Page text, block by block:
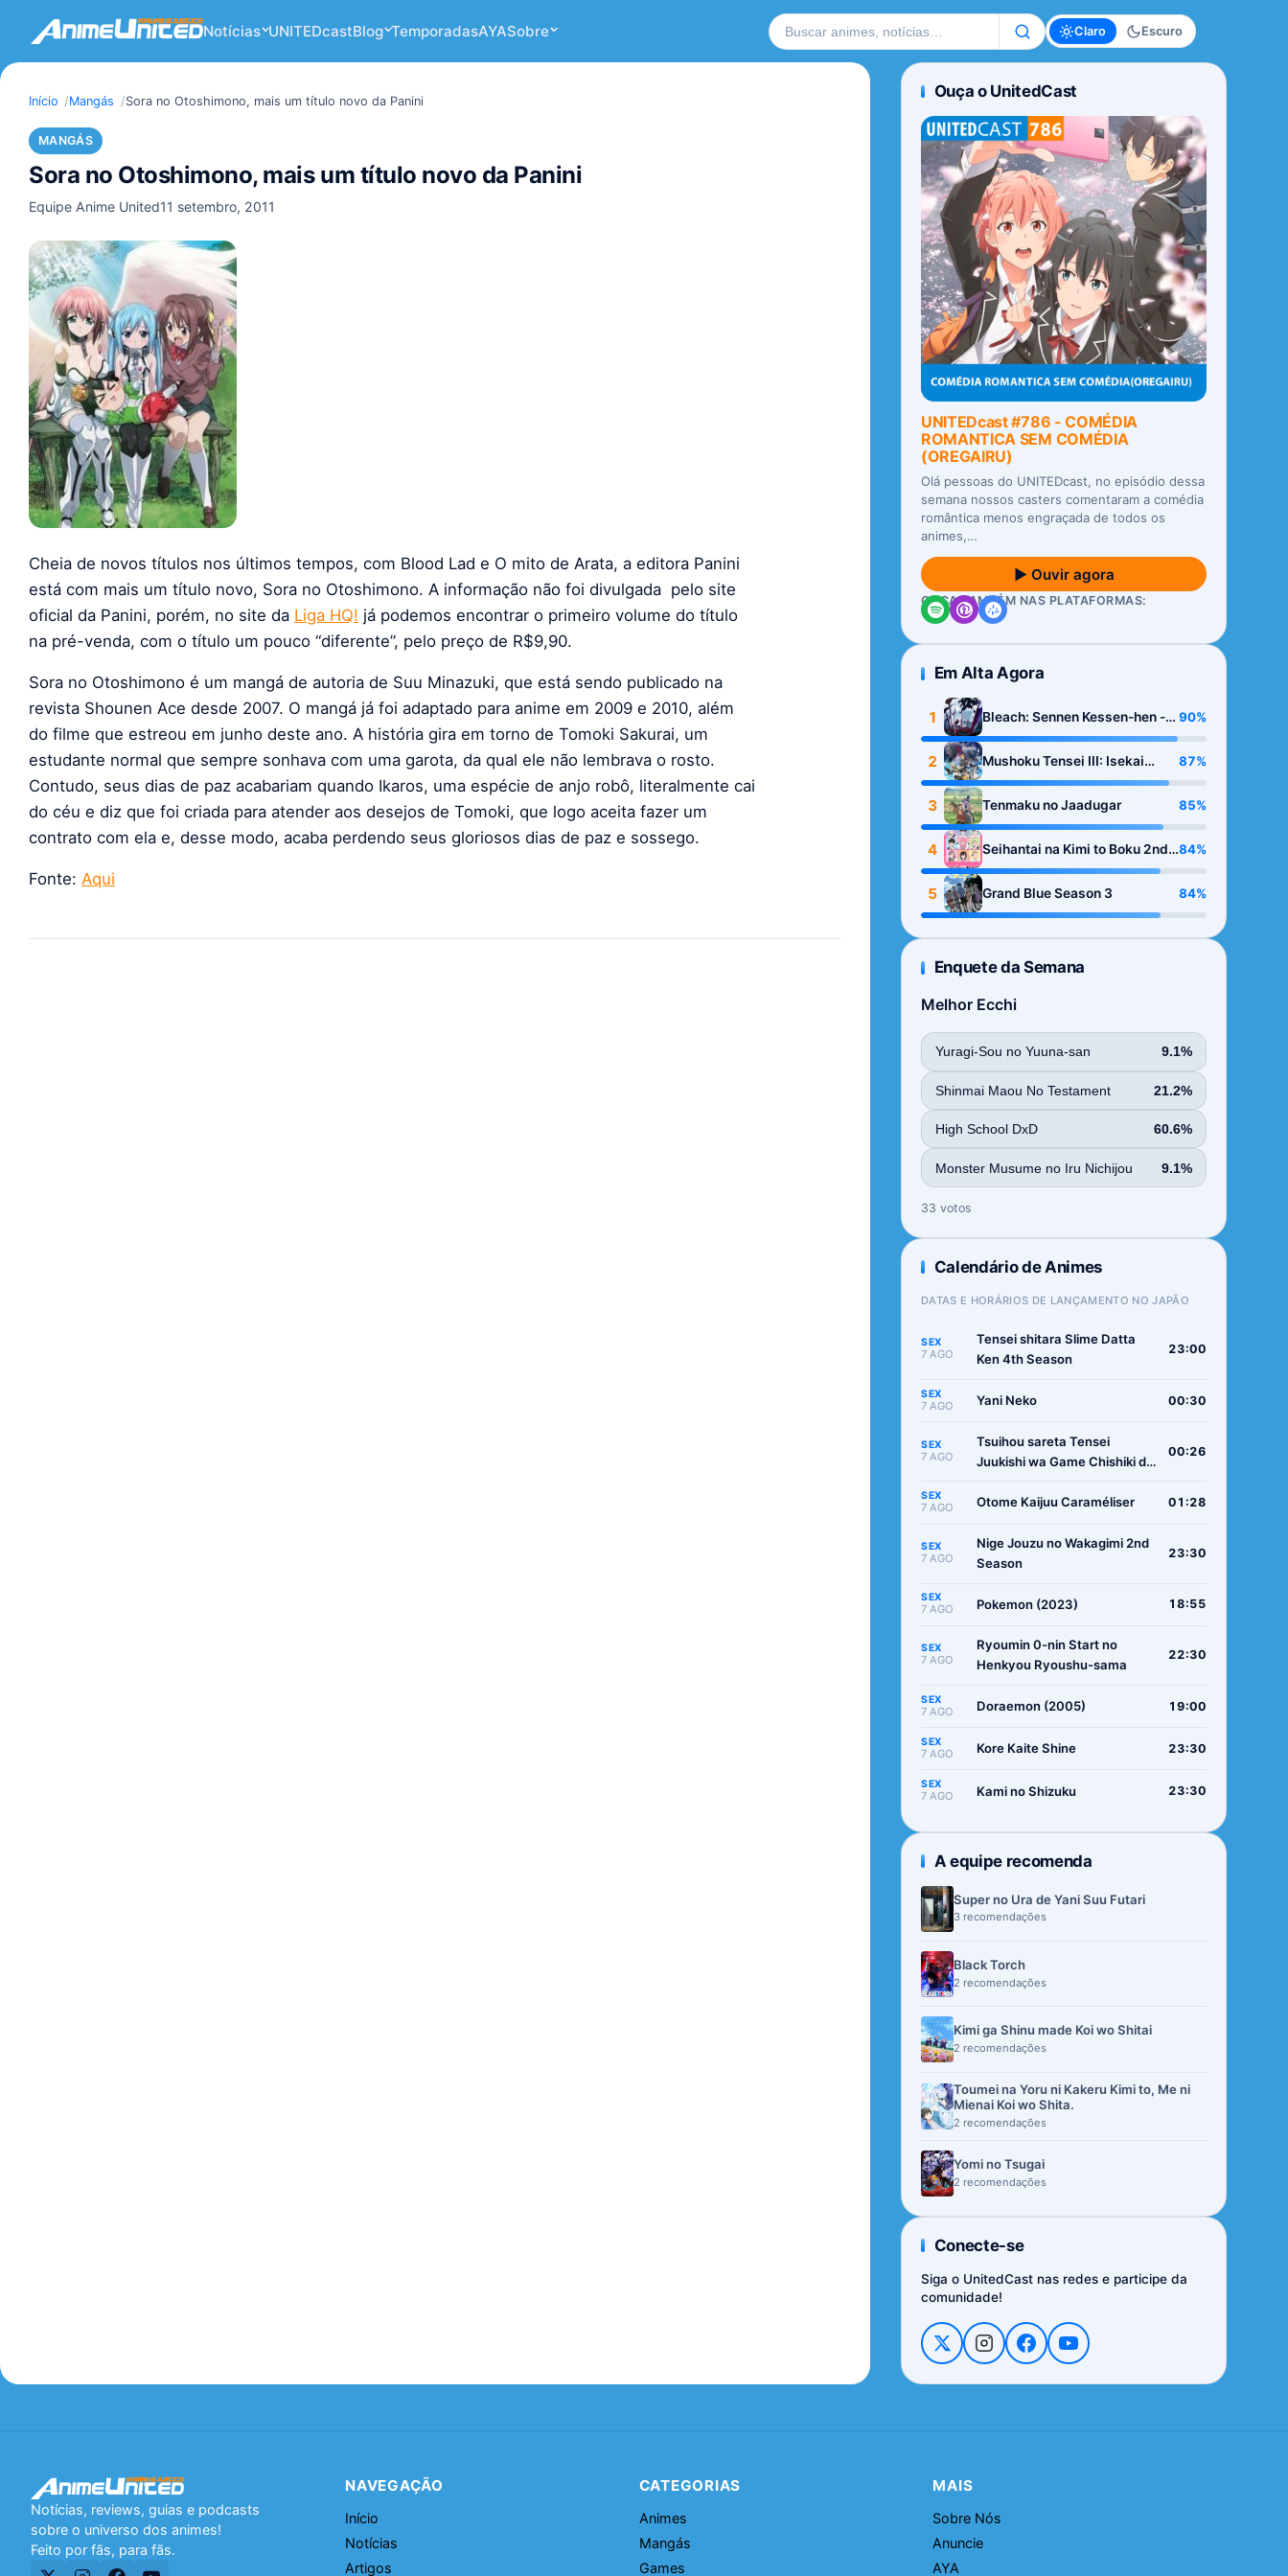
Notícias UNITEDcastBlog TemporadasAYASobre Buscar no site Claro Escuro
Início Mangás Sora no Otoshimono, mais um título novo da Panini
MANGÁS
Sora no Otoshimono, mais um título novo da Panini
Equipe Anime United11 setembro, 2011
Cheia de novos títulos nos últimos tempos, com Blood Lad e O mito de Arata, a editora Panini
está com mais um título novo, Sora no Otoshimono. A informação não foi divulgada pelo site
oficial da Panini, porém, no site da Liga HQ! já podemos encontrar o primeiro volume do título
na pré-venda, com o título um pouco “diferente”, pelo preço de R$9,90.
Sora no Otoshimono é um mangá de autoria de Suu Minazuki, que está sendo publicado na
revista Shounen Ace desde 2007. O mangá já foi adaptado para anime em 2009 e 2010, além
do filme que estreou em junho deste ano. A história gira em torno de Tomoki Sakurai, um
estudante normal que sempre sonhava com uma garota, da qual ele não lembrava o rosto.
Contudo, seus dias de paz acabariam quando Ikaros, uma espécie de anjo robô, literalmente cai
do céu e diz que foi criada para atender aos desejos de Tomoki, que logo aceita fazer um
contrato com ela e, desse modo, acaba perdendo seus gloriosos dias de paz e sossego.
Fonte: Aqui
Ouça o UnitedCast
UNITEDcast #786 - COMÉDIA
ROMANTICA SEM COMÉDIA
(OREGAIRU)
Olá pessoas do UNITEDcast, no episódio dessa
semana nossos casters comentaram a comédia
romântica menos engraçada de todos os
animes,…
▶ Ouvir agora
OUÇA TAMBÉM NAS PLATAFORMAS:
Em Alta Agora
1
Bleach: Sennen Kessen-hen -
Kashin-tan
90%
2
Mushoku Tensei III: Isekai
Ittara Honki Dasu
87%
3 Tenmaku no Jaadugar 85%
4
Seihantai na Kimi to Boku 2nd
Season
84%
5 Grand Blue Season 3 84%
Enquete da Semana
Melhor Ecchi
Yuragi-Sou no Yuuna-san 9.1%
Shinmai Maou No Testament 21.2%
High School DxD 60.6%
Monster Musume no Iru Nichijou 9.1%
33 votos
Calendário de Animes
DATAS E HORÁRIOS DE LANÇAMENTO NO JAPÃO
SEX
7 AGO
Tensei shitara Slime Datta
Ken 4th Season
23:00
SEX
7 AGO Yani Neko 00:30
SEX
7 AGO
Tsuihou sareta Tensei
Juukishi wa Game Chishiki de
00:26
SEX
7 AGO Otome Kaijuu Caraméliser 01:28
SEX
7 AGO
Nige Jouzu no Wakagimi 2nd
Season
23:30
SEX
7 AGO Pokemon (2023) 18:55
SEX
7 AGO
Ryoumin 0-nin Start no
Henkyou Ryoushu-sama
22:30
SEX
7 AGO Doraemon (2005) 19:00
SEX
7 AGO Kore Kaite Shine 23:30
SEX
7 AGO Kami no Shizuku 23:30
A equipe recomenda
Super no Ura de Yani Suu Futari
3 recomendações
Black Torch
2 recomendações
Kimi ga Shinu made Koi wo Shitai
2 recomendações
Toumei na Yoru ni Kakeru Kimi to, Me ni
Mienai Koi wo Shita.
2 recomendações
Yomi no Tsugai
2 recomendações
Conecte-se
Siga o UnitedCast nas redes e participe da
comunidade!
Notícias, reviews, guias e podcasts
sobre o universo dos animes!
Feito por fãs, para fãs.
NAVEGAÇÃO
Início
Notícias
Artigos
CATEGORIAS
Animes
Mangás
Games
MAIS
Sobre Nós
Anuncie
AYA